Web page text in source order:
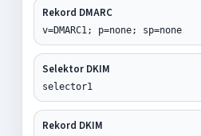
Rekord DMARC
v=DMARC1; p=none; sp=none
Selektor DKIM
selector1
Rekord DKIM